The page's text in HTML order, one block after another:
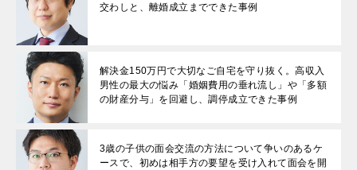
交わしと、離婚成立までできた事例
解決金150万円で大切なご自宅を守り抜く。高収入
男性の最大の悩み「婚姻費用の垂れ流し」や「多額
の財産分与」を回避し、調停成立できた事例
3歳の子供の面会交流の方法について争いのあるケ
ースで、初めは相手方の要望を受け入れて面会を開